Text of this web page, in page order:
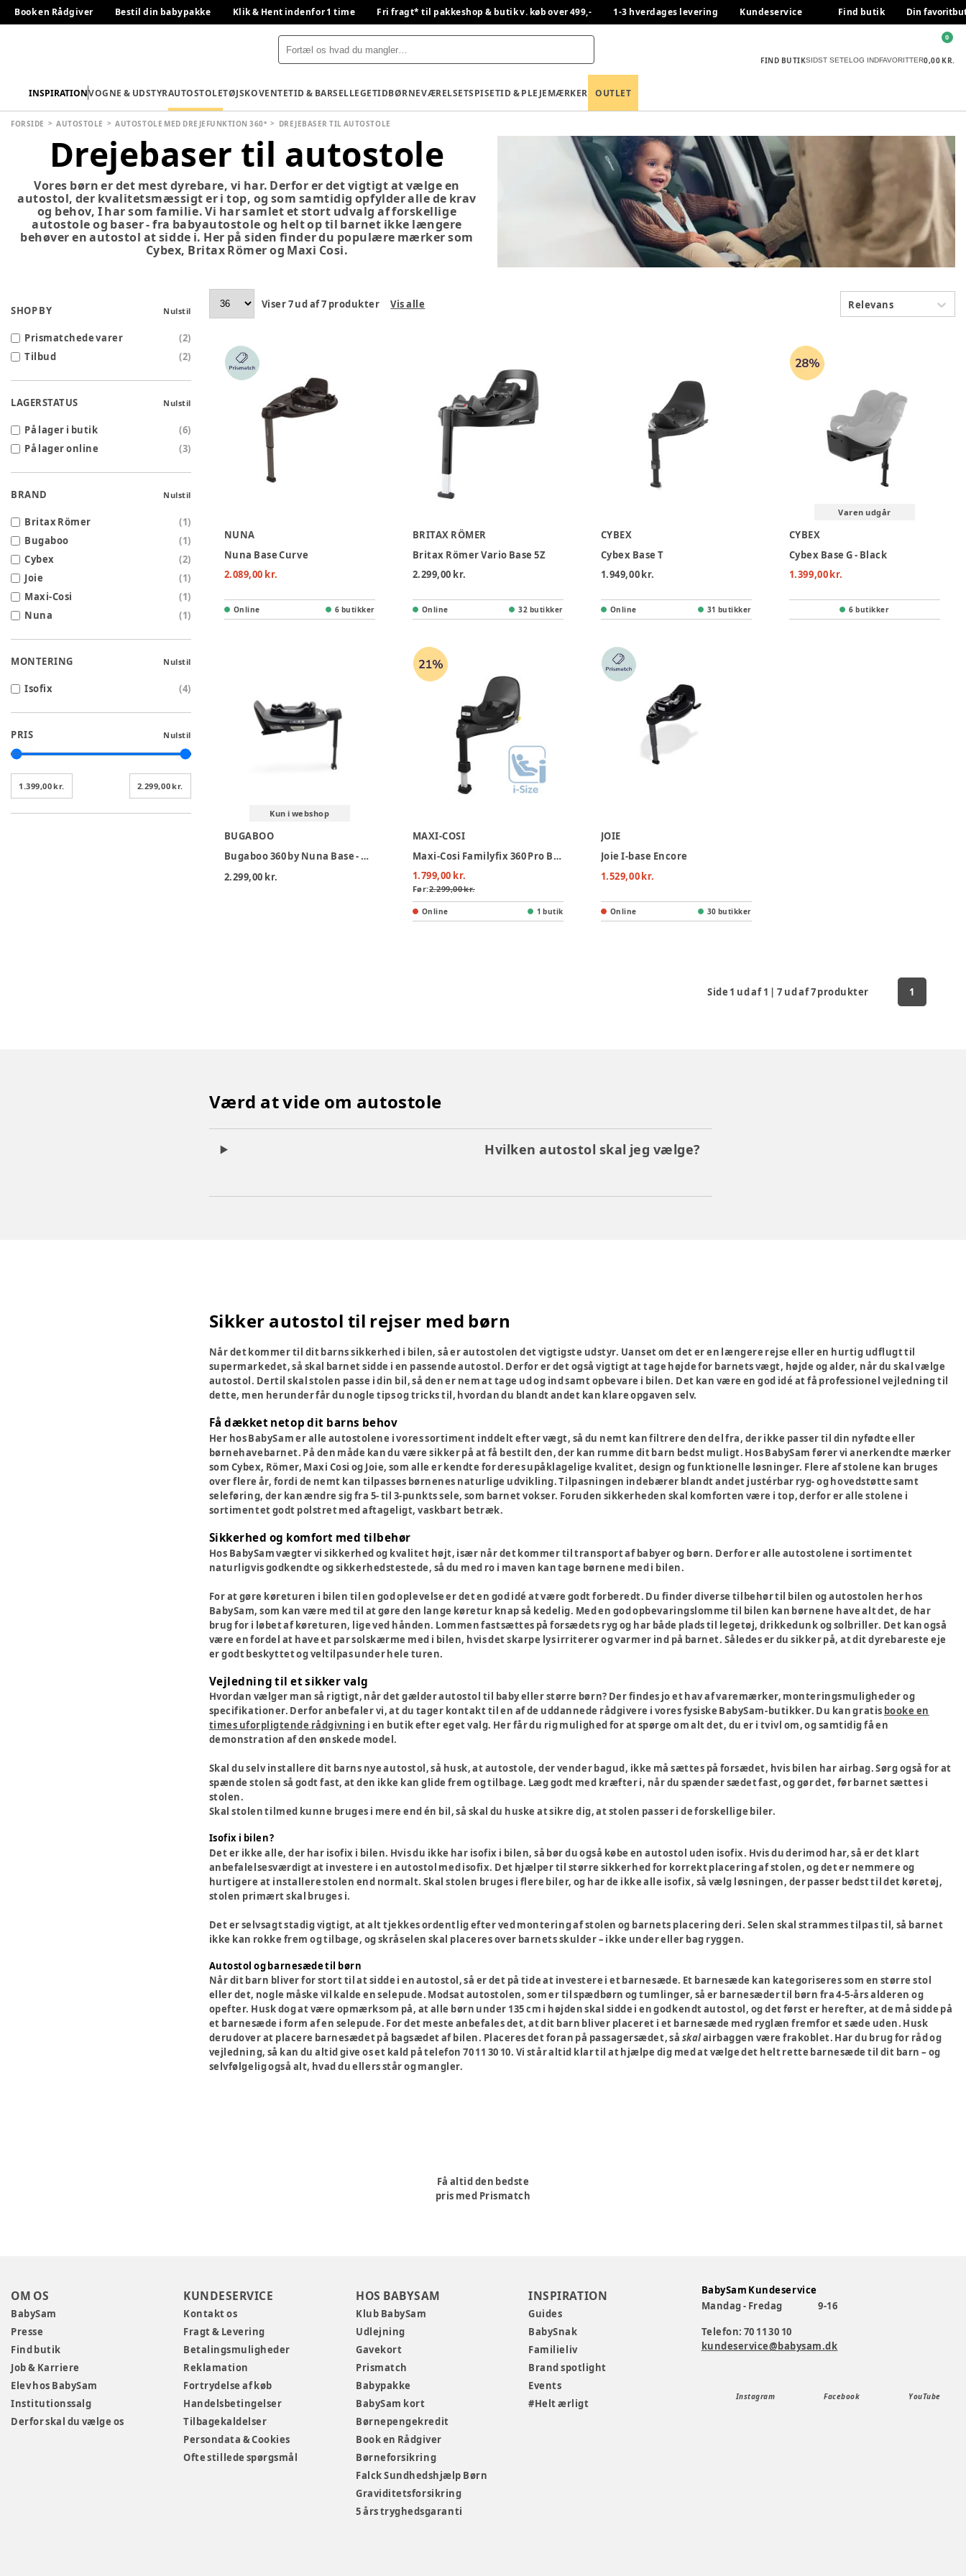
Book en Rådgiver Bestil din babypakke Klik & Hent indenfor 1 time Fri fragt* til pakkeshop & butik v. køb over 499,- 1-3 hverdages levering Kundeservice Find butik Din
FIND BUTIKSIDST SETELOG INDFAVORITTER0,00 KR.
0
INSPIRATIONVOGNE & UDSTYRAUTOSTOLETØJSKOVENTETID & BARSELLEGETIDBØRNEVÆRELSETSPISETID & PLEJEMÆRKER OUTLET
FORSIDE AUTOSTOLE AUTOSTOLE MED DREJEFUNKTION 360° DREJEBASER TIL AUTOSTOLE
Drejebaser til autostole
Vores børn er det mest dyrebare, vi har. Derfor er det vigtigt at vælge en
autostol, der kvalitetsmæssigt er i top, og som samtidig opfylder alle de krav
og behov, I har som familie. Vi har samlet et stort udvalg af forskellige
autostole og baser - fra babyautostole og helt op til barnet ikke længere
behøver en autostol at sidde i. Her på siden finder du populære mærker som
Cybex, Britax Römer og Maxi Cosi.
SHOP BY Nulstil
Prismatchede varer (2)
Tilbud
(2)
LAGERSTATUS Nulstil
På lager i butik (6)
På lager online
(3)
BRAND Nulstil
Britax Römer (1)
Bugaboo
(1)
Cybex
(2)
Joie
(1)
Maxi-Cosi
(1)
Nuna
(1)
MONTERING Nulstil
Isofix (4)
PRIS Nulstil
1.399,00 kr. 2.299,00 kr.
Viser7ud af7 produkter Vis alle Relevans
NUNA
Nuna Base Curve
2.089,00 kr.
Online 6 butikker
BRITAX RÖMER
Britax Römer Vario Base 5Z
2.299,00 kr.
Online 32 butikker
CYBEX
Cybex Base T
1.949,00 kr.
Online 31 butikker
Varen udgår
CYBEX
Cybex Base G - Black
1.399,00 kr.
6 butikker
Kun i webshop
BUGABOO
Bugaboo 360 by Nuna Base - Black
2.299,00 kr.
MAXI-COSI
Maxi-Cosi Familyfix 360 Pro Base - Black
1.799,00 kr.
Før:2.299,00 kr.
Online 1 butik
JOIE
Joie I-base Encore
1.529,00 kr.
Online 30 butikker
Side 1 ud af1 |7 ud af7produkter 1
Værd at vide om autostole
Hvilken autostol skal jeg vælge?
Sikker autostol til rejser med børn
Når det kommer til dit barns sikkerhed i bilen, så er autostolen det vigtigste udstyr. Uanset om det er en længere rejse eller en hurtig udflugt til
supermarkedet, så skal barnet sidde i en passende autostol. Derfor er det også vigtigt at tage højde for barnets vægt, højde og alder, når du skal vælge
autostol. Dertil skal stolen passe i din bil, så den er nem at tage ud og ind samt opbevare i bilen. Det kan være en god idé at få professionel vejledning til
dette, men herunder får du nogle tips og tricks til, hvordan du blandt andet kan klare opgaven selv.
Få dækket netop dit barns behov
Her hos BabySam er alle autostolene i vores sortiment inddelt efter vægt, så du nemt kan filtrere den del fra, der ikke passer til din nyfødte eller
børnehavebarnet. På den måde kan du være sikker på at få bestilt den, der kan rumme dit barn bedst muligt. Hos BabySam fører vi anerkendte mærker
som Cybex, Römer, Maxi Cosi og Joie, som alle er kendte for deres upåklagelige kvalitet, design og funktionelle løsninger. Flere af stolene kan bruges
over flere år, fordi de nemt kan tilpasses børnenes naturlige udvikling. Tilpasningen indebærer blandt andet justérbar ryg- og hovedstøtte samt
seleføring, der kan ændre sig fra 5- til 3-punkts sele, som barnet vokser. Foruden sikkerheden skal komforten være i top, derfor er alle stolene i
sortimentet godt polstret med aftageligt, vaskbart betræk.
Sikkerhed og komfort med tilbehør
Hos BabySam vægter vi sikkerhed og kvalitet højt, især når det kommer til transport af babyer og børn. Derfor er alle autostolene i sortimentet
naturligvis godkendte og sikkerhedstestede, så du med ro i maven kan tage børnene med i bilen.
For at gøre køreturen i bilen til en god oplevelse er det en god idé at være godt forberedt. Du finder diverse tilbehør til bilen og autostolen her hos
BabySam, som kan være med til at gøre den lange køretur knap så kedelig. Med en god opbevaringslomme til bilen kan børnene have alt det, de har
brug for i løbet af køreturen, lige ved hånden. Lommen fastsættes på forsædets ryg og har både plads til legetøj, drikkedunk og solbriller. Det kan også
være en fordel at have et par solskærme med i bilen, hvis det skarpe lys irriterer og varmer ind på barnet. Således er du sikker på, at dit dyrebareste eje
er godt beskyttet og veltilpas under hele turen.
Vejledning til et sikker valg
Hvordan vælger man så rigtigt, når det gælder autostol til baby eller større børn? Der findes jo et hav af varemærker, monteringsmuligheder og
specifikationer. Derfor anbefaler vi, at du tager kontakt til en af de uddannede rådgivere i vores fysiske BabySam-butikker. Du kan gratis booke en
times uforpligtende rådgivning i en butik efter eget valg. Her får du rig mulighed for at spørge om alt det, du er i tvivl om, og samtidig få en
demonstration af den ønskede model.
Skal du selv installere dit barns nye autostol, så husk, at autostole, der vender bagud, ikke må sættes på forsædet, hvis bilen har airbag. Sørg også for at
spænde stolen så godt fast, at den ikke kan glide frem og tilbage. Læg godt med kræfter i, når du spænder sædet fast, og gør det, før barnet sættes i
stolen.
Skal stolen tilmed kunne bruges i mere end én bil, så skal du huske at sikre dig, at stolen passer i de forskellige biler.
Isofix i bilen?
Det er ikke alle, der har isofix i bilen. Hvis du ikke har isofix i bilen, så bør du også købe en autostol uden isofix. Hvis du derimod har, så er det klart
anbefalelsesværdigt at investere i en autostol med isofix. Det hjælper til større sikkerhed for korrekt placering af stolen, og det er nemmere og
hurtigere at installere stolen end normalt. Skal stolen bruges i flere biler, og har de ikke alle isofix, så vælg løsningen, der passer bedst til det køretøj,
stolen primært skal bruges i.
Det er selvsagt stadig vigtigt, at alt tjekkes ordentlig efter ved montering af stolen og barnets placering deri. Selen skal strammes tilpas til, så barnet
ikke kan rokke frem og tilbage, og skråselen skal placeres over barnets skulder – ikke under eller bag ryggen.
Autostol og barnesæde til børn
Når dit barn bliver for stort til at sidde i en autostol, så er det på tide at investere i et barnesæde. Et barnesæde kan kategoriseres som en større stol
eller det, nogle måske vil kalde en selepude. Modsat autostolen, som er til spædbørn og tumlinger, så er barnesæder til børn fra 4-5-års alderen og
opefter. Husk dog at være opmærksom på, at alle børn under 135 cm i højden skal sidde i en godkendt autostol, og det først er herefter, at de må sidde på
et barnesæde i form af en selepude. For det meste anbefales det, at dit barn bliver placeret i et barnesæde med ryglæn fremfor et sæde uden. Husk
derudover at placere barnesædet på bagsædet af bilen. Placeres det foran på passagersædet, så skalairbaggen være frakoblet. Har du brug for råd og
vejledning, så kan du altid give os et kald på telefon 70 11 30 10. Vi står altid klar til at hjælpe dig med at vælge det helt rette barnesæde til dit barn – og
selvfølgelig også alt, hvad du ellers står og mangler.
Få altid den bedste
pris med Prismatch
OM OS
BabySam
Presse
Find butik
Job & Karriere
Elev hos BabySam
Institutionssalg
Derfor skal du vælge os
KUNDESERVICE
Kontakt os
Fragt & Levering
Betalingsmuligheder
Reklamation
Fortrydelse af køb
Handelsbetingelser
Tilbagekaldelser
Persondata & Cookies
Ofte stillede spørgsmål
HOS BABYSAM
Klub BabySam
Udlejning
Gavekort
Prismatch
Babypakke
BabySam kort
Børnepengekredit
Book en Rådgiver
Børneforsikring
Falck Sundhedshjælp Børn
Graviditetsforsikring
5 års tryghedsgaranti
INSPIRATION
Guides
BabySnak
Familieliv
Brand spotlight
Events
#Helt ærligt
BabySam Kundeservice
Mandag - Fredag
9-16
Telefon: 70 11 30 10
kundeservice@babysam.dk
Instagram Facebook YouTube